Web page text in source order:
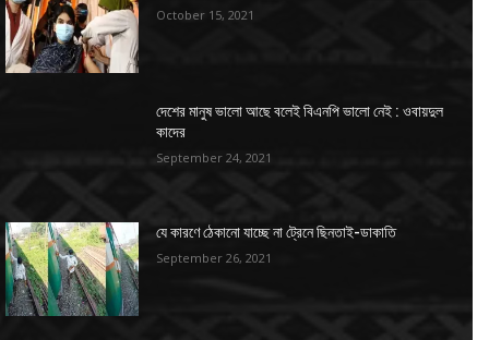
October 15, 2021
দেশের মানুষ ভালো আছে বলেই বিএনপি ভালো নেই : ওবায়দুল
কাদের
September 24, 2021
যে কারণে ঠেকানো যাচ্ছে না ট্রেনে ছিনতাই-ডাকাতি
September 26, 2021